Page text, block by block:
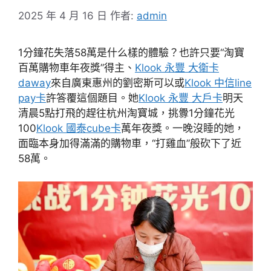
2025 年 4 月 16 日 作者: admin
1分鐘花失落58萬是什么樣的體驗？也許只要“淘寶
百萬購物車年夜獎”得主、 Klook 永豐 大衛卡
daway來自廣東惠州的劉密斯可以或Klook 中信line
pay卡許答覆這個題目。她Klook 永豐 大戶卡明天
清晨5點打飛的趕往杭州淘寶城，挑釁1分鐘花光
100Klook 國泰cube卡萬年夜獎。一晚沒睡的她，
面臨本身加得滿滿的購物車，“打雞血”般砍下了近
58萬。